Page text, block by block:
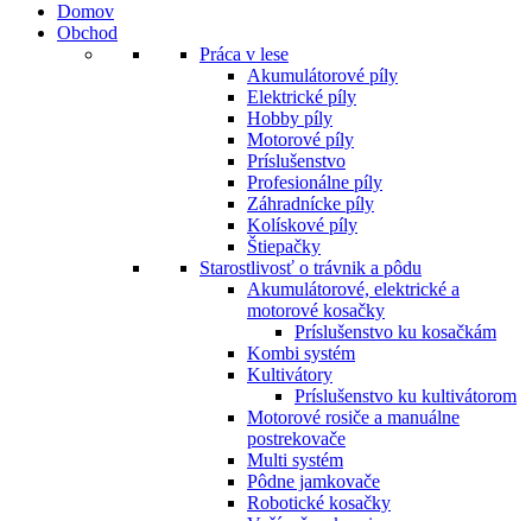
Domov
Obchod
Práca v lese
Akumulátorové píly
Elektrické píly
Hobby píly
Motorové píly
Príslušenstvo
Profesionálne píly
Záhradnícke píly
Kolískové píly
Štiepačky
Starostlivosť o trávnik a pôdu
Akumulátorové, elektrické a
motorové kosačky
Príslušenstvo ku kosačkám
Kombi systém
Kultivátory
Príslušenstvo ku kultivátorom
Motorové rosiče a manuálne
postrekovače
Multi systém
Pôdne jamkovače
Robotické kosačky